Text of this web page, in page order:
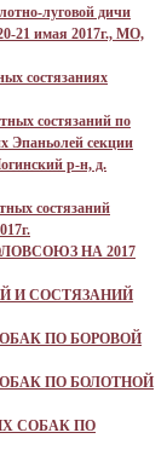
луговой дичи
21 имая 2017г., МО,
состязаниях
состязаний по
Эпаньолей секции
р-н, д.
состязаний
НА 2017
И СОСТЯЗАНИЙ
ПО БОРОВОЙ
ПО БОЛОТНОЙ
СОБАК ПО